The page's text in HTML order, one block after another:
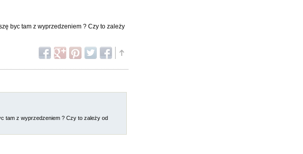
byc tam z wyprzedzeniem ? Czy to zależy
tam z wyprzedzeniem ? Czy to zależy od